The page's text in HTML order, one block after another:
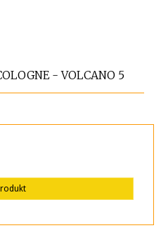
- VOLCANO 5